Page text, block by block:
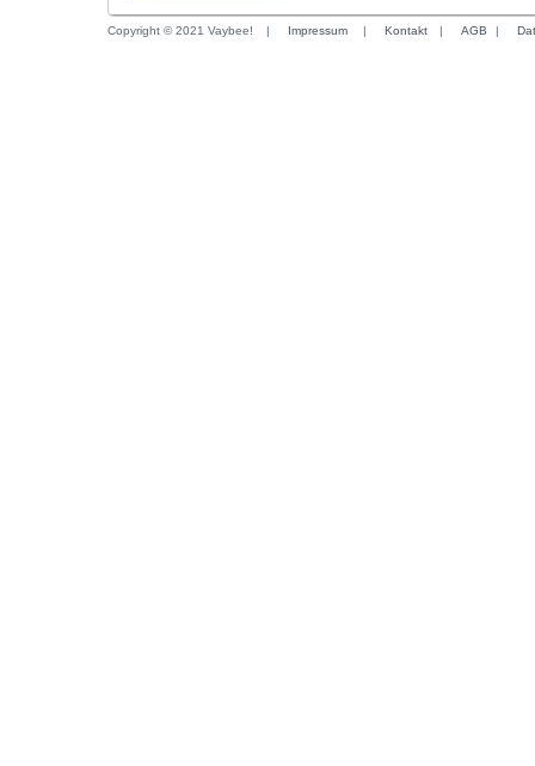
Copyright © 2021 Vaybee! | Impressum | Kontakt | AGB |